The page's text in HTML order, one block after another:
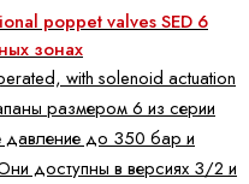
poppet valves SED 6
зонах
with solenoid actuation
размером 6 из серии
давление до 350 бар и
доступны в версиях 3/2 и